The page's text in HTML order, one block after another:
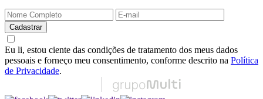
Cadastrar
Eu li, estou ciente das condições de tratamento dos meus dados
pessoais e forneço meu consentimento, conforme descrito na Política
de Privacidade.